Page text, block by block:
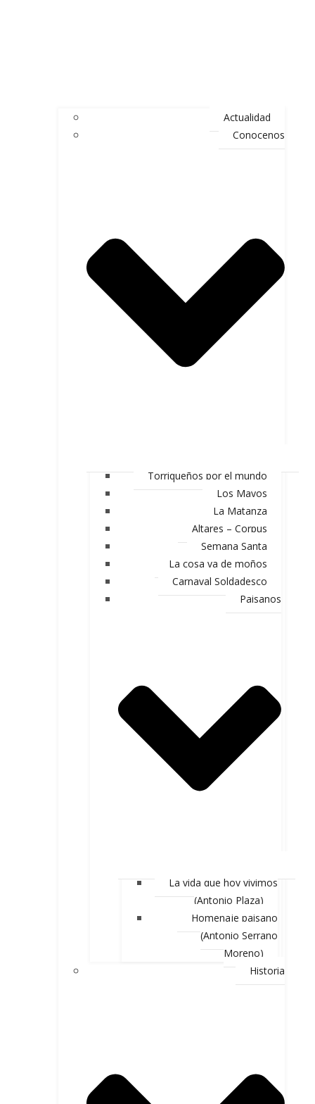
Actualidad
Conocenos
Torriqueños por el mundo
Los Mayos
La Matanza
Altares – Corpus
Semana Santa
La cosa va de moños
Carnaval Soldadesco
Paisanos
La vida que hoy vivimos
(Antonio Plaza)
Homenaje paisano
(Antonio Serrano
Moreno)
Historia